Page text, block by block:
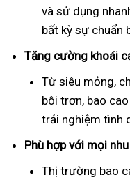
và sử dụng
bất kỳ sự chuẩn
Tăng cường khoái
Từ siêu mỏng,
bôi trơn, bao
trải nghiệm tình
Phù hợp với mọi
Thị trường bao